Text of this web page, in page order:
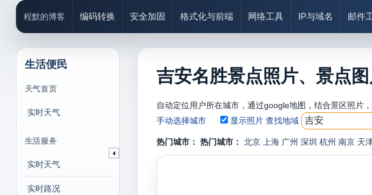
程默的博客 编码转换 安全加固 格式化与前端 网络工具 IP与域名 邮件
生活便民
天气首页
实时天气
生活服务
实时天气
实时路况
吉安名胜景点照片、景点
自动定位用户所在城市，通过google地图，结合景区照片
手动选择城市
显示照片 查找地域
热门城市： 热门城市： 北京 上海 广州 深圳 杭州 南京 天